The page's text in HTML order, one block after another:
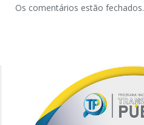
Os comentários estão fechados.